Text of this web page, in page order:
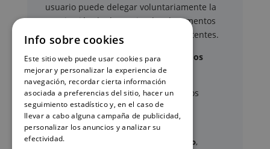
usuario puede delegar voluntariamente la
tramitación de determinados documentos
oficiales ante los organismos competentes.
Documentos y trámites que podemos
gestionar
A través de nuestro servicio, podemos
gestionar, entre otros:
Certificados y partidas de nacimiento,
Info sobre cookies
Este sitio web puede usar cookies para
mejorar y personalizar la experiencia de
navegación, recordar cierta información
asociada a preferencias del sitio, hacer un
seguimiento estadístico y, en el caso de
llevar a cabo alguna campaña de publicidad,
personalizar los anuncios y analizar su
efectividad.